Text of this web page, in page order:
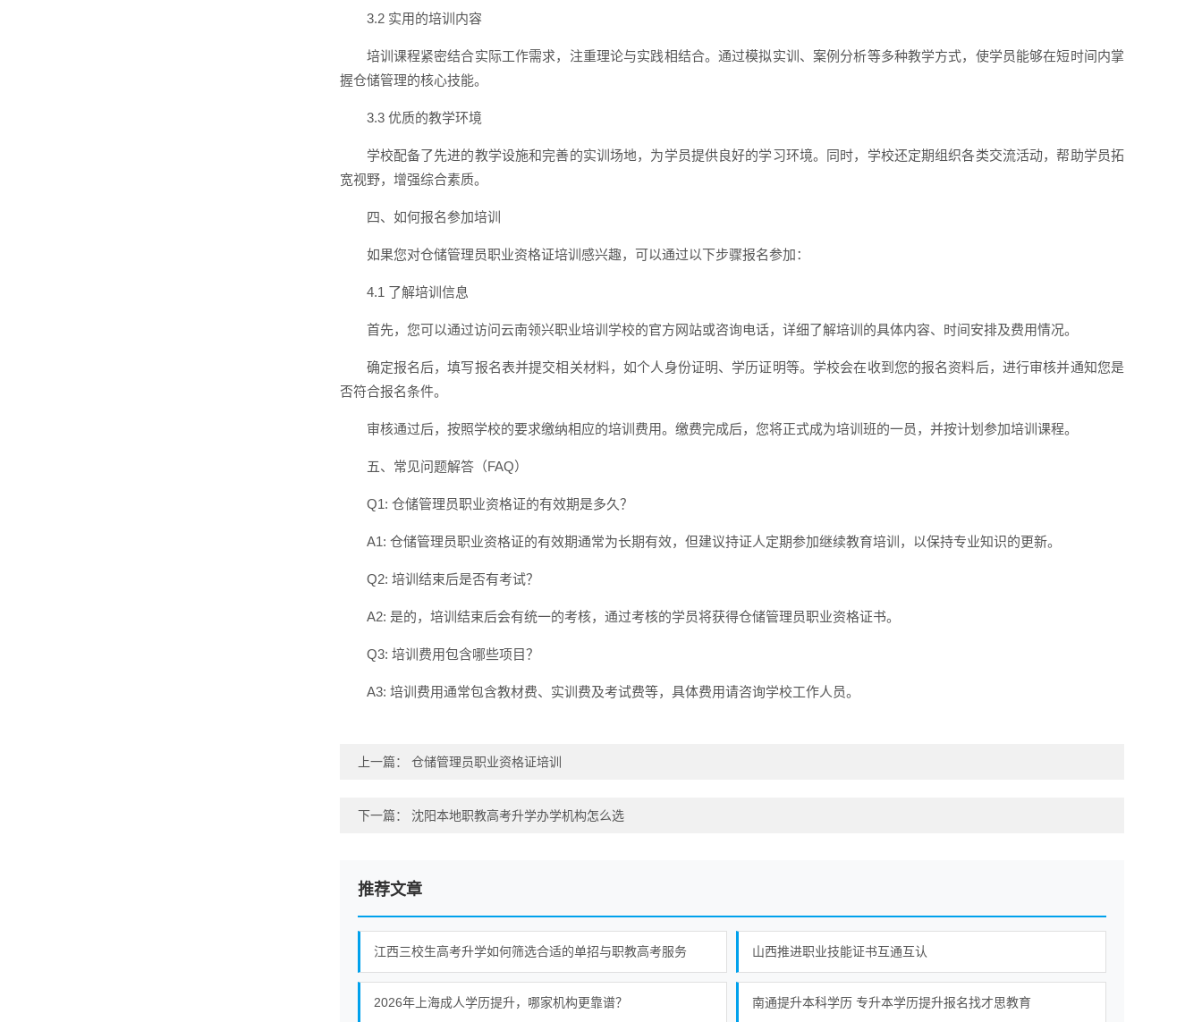
3.2 实用的培训内容
培训课程紧密结合实际工作需求，注重理论与实践相结合。通过模拟实训、案例分析等多种教学方式，使学员能够在短时间内掌
握仓储管理的核心技能。
3.3 优质的教学环境
学校配备了先进的教学设施和完善的实训场地，为学员提供良好的学习环境。同时，学校还定期组织各类交流活动，帮助学员拓
宽视野，增强综合素质。
四、如何报名参加培训
如果您对仓储管理员职业资格证培训感兴趣，可以通过以下步骤报名参加：
4.1 了解培训信息
首先，您可以通过访问云南领兴职业培训学校的官方网站或咨询电话，详细了解培训的具体内容、时间安排及费用情况。
确定报名后，填写报名表并提交相关材料，如个人身份证明、学历证明等。学校会在收到您的报名资料后，进行审核并通知您是
否符合报名条件。
审核通过后，按照学校的要求缴纳相应的培训费用。缴费完成后，您将正式成为培训班的一员，并按计划参加培训课程。
五、常见问题解答（FAQ）
Q1: 仓储管理员职业资格证的有效期是多久？
A1: 仓储管理员职业资格证的有效期通常为长期有效，但建议持证人定期参加继续教育培训，以保持专业知识的更新。
Q2: 培训结束后是否有考试？
A2: 是的，培训结束后会有统一的考核，通过考核的学员将获得仓储管理员职业资格证书。
Q3: 培训费用包含哪些项目？
A3: 培训费用通常包含教材费、实训费及考试费等，具体费用请咨询学校工作人员。
上一篇： 仓储管理员职业资格证培训
下一篇： 沈阳本地职教高考升学办学机构怎么选
推荐文章
江西三校生高考升学如何筛选合适的单招与职教高考服务 山西推进职业技能证书互通互认
2026年上海成人学历提升，哪家机构更靠谱？ 南通提升本科学历 专升本学历提升报名找才思教育